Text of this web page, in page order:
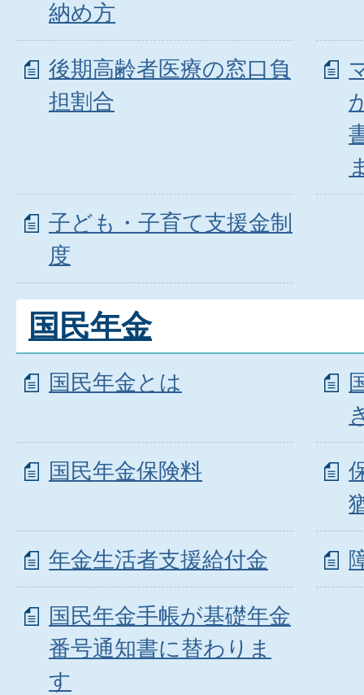
納め方
後期高齢者医療の窓口負
担割合
子ども・子育て支援金制
度
国民年金
国民年金とは
国民年金保険料
年金生活者支援給付金
国民年金手帳が基礎年金
番号通知書に替わりま
す